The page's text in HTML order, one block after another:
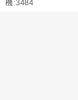
機:3484